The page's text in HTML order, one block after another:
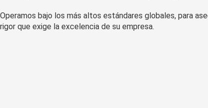
Operamos bajo los más altos estándares globales, para
rigor que exige la excelencia de su empresa.